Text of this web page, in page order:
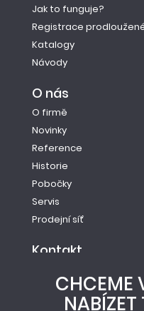
Jak to funguje?
Registrace
Katalogy
Návody
O nás
O firmě
Novinky
Reference
Historie
Pobočky
Servis
Prodejní síť
Kontakt
E-mail:
Kontaktní formulář
CHCEME
NABÍZET